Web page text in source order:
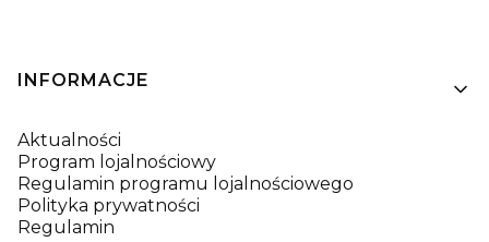
Linki w stopce
INFORMACJE
Aktualności
Program lojalnościowy
Regulamin programu lojalnościowego
Polityka prywatności
Regulamin